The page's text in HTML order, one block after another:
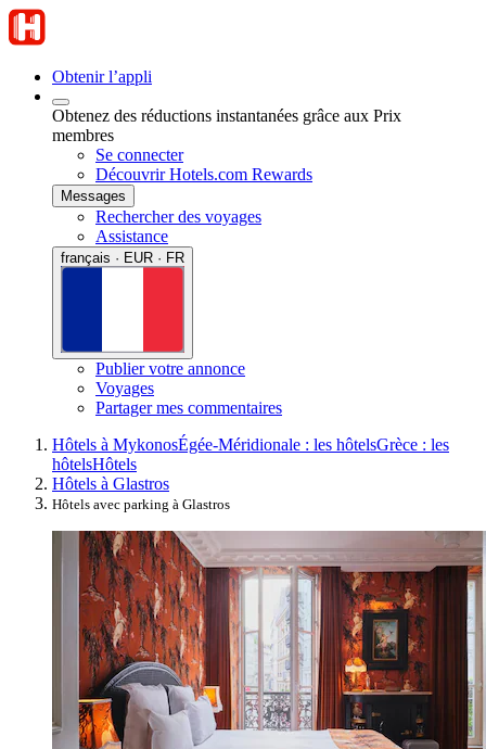
Obtenir l’appli
Obtenez des réductions instantanées grâce aux Prix
membres
Se connecter
Découvrir Hotels.com Rewards
Messages
Rechercher des voyages
Assistance
français · EUR · FR
Publier votre annonce
Voyages
Partager mes commentaires
Hôtels à MykonosÉgée-Méridionale : les hôtelsGrèce : les
hôtelsHôtels
Hôtels à Glastros
Hôtels avec parking à Glastros